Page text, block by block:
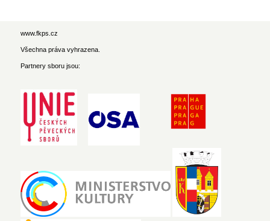
www.fkps.cz
Všechna práva vyhrazena.
Partnery sboru jsou: